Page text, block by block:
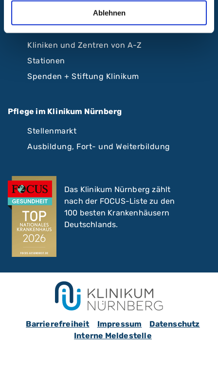
Ablehnen
Kliniken und Zentren von A-Z
Stationen
Spenden + Stiftung Klinikum
Pflege im Klinikum Nürnberg
Stellenmarkt
Ausbildung, Fort- und Weiterbildung
Das Klinikum Nürnberg zählt
nach der FOCUS-Liste zu den
100 besten Krankenhäusern
Deutschlands.
Barrierefreiheit Impressum
Datenschutz
Interne Meldestelle